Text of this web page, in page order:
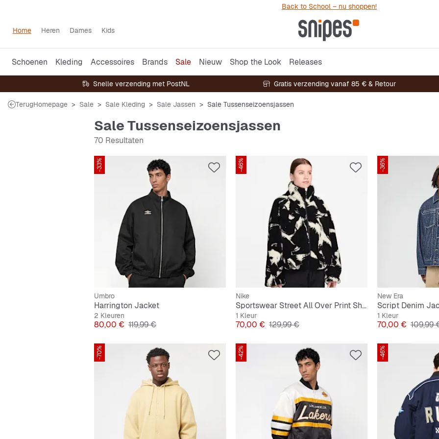
Back to School – nu shoppen!
Home Heren Dames Kids
Schoenen Kleding Accessoires Brands Sale Nieuw Shop the Look Releases
Snelle verzending met PostNL Gratis verzending vanaf 85 € & Retour
TerugHomepage Sale Sale Kleding Sale Jassen Sale Tussenseizoensjassen
Sale Tussenseizoensjassen
70 Resultaten
-33%
Umbro
Harrington Jacket
2 Kleuren
Prijs
80,00 € Originele Prijs
119,99 €
-46%
Nike
Sportswear Street All Over Print Sherpa
1 Kleur
Prijs
70,00 € Originele Prijs
129,99 €
-36%
New Era
Script Denim
1 Kleur
Prijs
70,00 € 109,99
-70% -42% -46%